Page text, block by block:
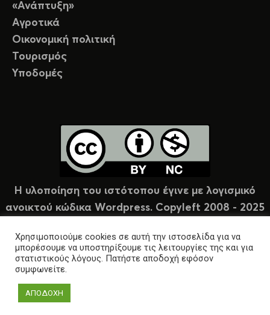
«Ανάπτυξη»
Αγροτικά
Οικονομική πολιτική
Τουρισμός
Υποδομές
Η υλοποίηση του ιστότοπου έγινε με λογισμικό
ανοικτού κώδικα Wordpress. Copyleft 2008 - 2025
Χρησιμοποιούμε cookies σε αυτή την ιστοσελίδα για να
μπορέσουμε να υποστηρίξουμε τις λειτουργίες της και για
στατιστικούς λόγους. Πατήστε αποδοχή εφόσον
συμφωνείτε.
ΑΠΟΔΟΧΗ